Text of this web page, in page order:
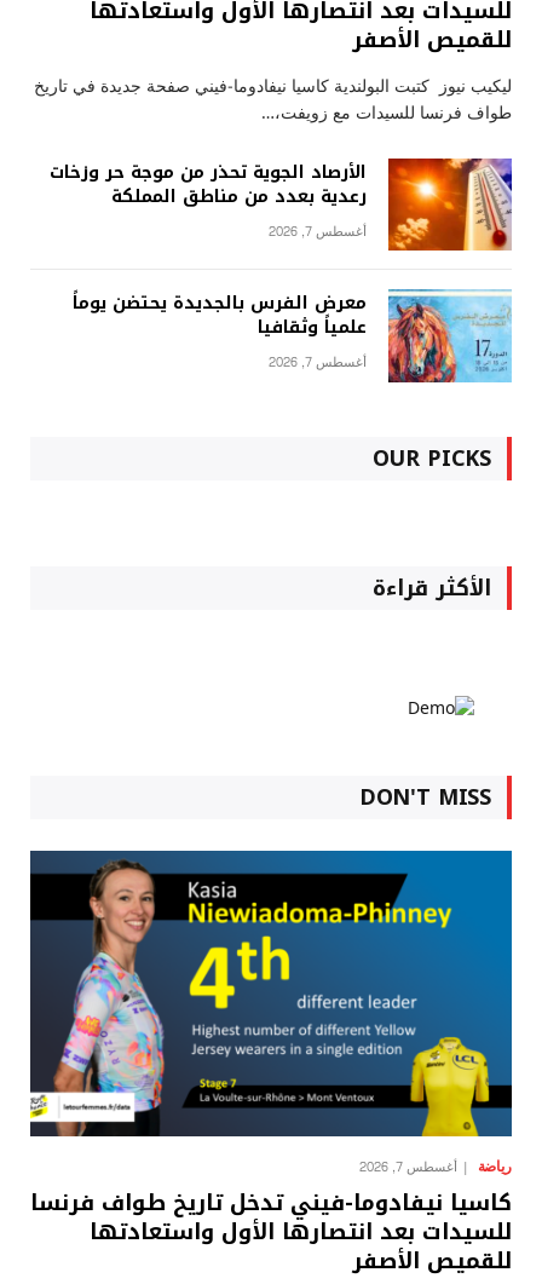
للسيدات بعد انتصارها الأول واستعادتها
للقميص الأصفر
ليكيب نيوز كتبت البولندية كاسيا نيفادوما-فيني صفحة جديدة في تاريخ
طواف فرنسا للسيدات مع زويفت،…
الأرصاد الجوية تحذر من موجة حر وزخات
رعدية بعدد من مناطق المملكة
أغسطس 7, 2026
معرض الفرس بالجديدة يحتضن يوماً
علمياً وثقافيا
أغسطس 7, 2026
OUR PICKS
الأكثر قراءة
DON'T MISS
رياضة أغسطس 7, 2026
كاسيا نيفادوما-فيني تدخل تاريخ طواف فرنسا
للسيدات بعد انتصارها الأول واستعادتها
للقميص الأصفر